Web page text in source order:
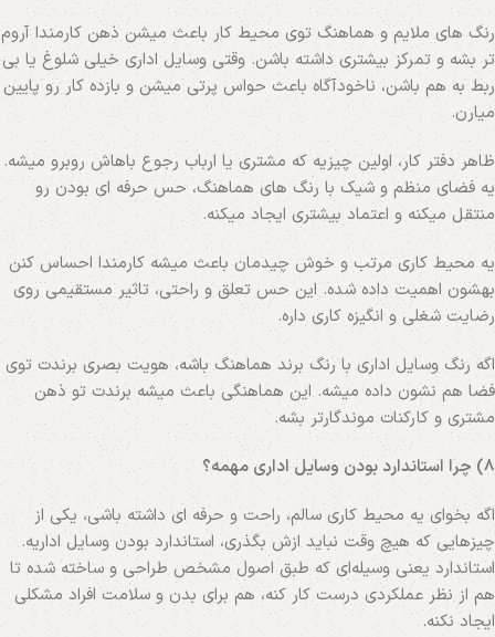
رنگ‌ های ملایم و هماهنگ توی محیط کار باعث میشن ذهن کارمندا آروم
تر بشه و تمرکز بیشتری داشته باشن. وقتی وسایل اداری خیلی شلوغ یا بی‌
ربط به هم باشن، ناخودآگاه باعث حواس‌ پرتی میشن و بازده کار رو پایین
میارن.
ظاهر دفتر کار، اولین چیزیه که مشتری یا ارباب‌ رجوع باهاش روبرو میشه.
یه فضای منظم و شیک با رنگ‌ های هماهنگ، حس حرفه‌ ای بودن رو
منتقل میکنه و اعتماد بیشتری ایجاد میکنه.
یه محیط کاری مرتب و خوش‌ چیدمان باعث میشه کارمندا احساس کنن
بهشون اهمیت داده شده. این حس تعلق و راحتی، تاثیر مستقیمی روی
رضایت شغلی و انگیزه کاری داره.
اگه رنگ وسایل اداری با رنگ برند هماهنگ باشه، هویت بصری برندت توی
فضا هم نشون داده میشه. این هماهنگی باعث میشه برندت تو ذهن
مشتری و کارکنات موندگارتر بشه.
8) چرا استاندارد بودن وسایل اداری مهمه؟
اگه بخوای یه محیط کاری سالم، راحت و حرفه‌ ای داشته باشی، یکی از
چیزهایی که هیچ وقت نباید ازش بگذری، استاندارد بودن وسایل اداریه.
استاندارد یعنی وسیله‌ای که طبق اصول مشخص طراحی و ساخته شده تا
هم از نظر عملکردی درست کار کنه، هم برای بدن و سلامت افراد مشکلی
ایجاد نکنه.